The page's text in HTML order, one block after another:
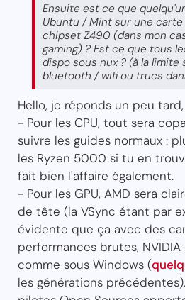
Ensuite est ce que
Ubuntu / Mint sur une
chipset Z490 (dans mon
gaming) ? Est ce que tous
dispo sous nux ? (à la limite
bluetooth / wifi ou trucs
Hello, je réponds un peu tard,
- Pour les CPU, tout sera
suivre les guides normaux :
les Ryzen 5000 si tu en
fait bien l'affaire également.
- Pour les GPU, AMD sera
de tête (la VSync étant par
évidente que ça avec des
performances brutes,
comme sous Windows (
les générations